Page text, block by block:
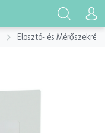
Elosztó- és Mérőszekrény